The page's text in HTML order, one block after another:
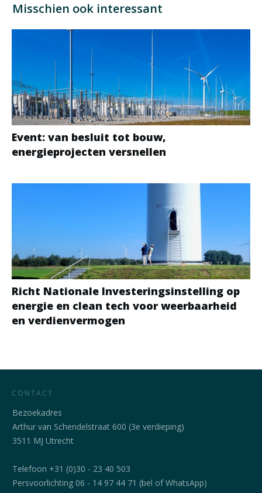
Misschien ook interessant
Event: van besluit tot bouw,
energieprojecten versnellen
Richt Nationale Investeringsinstelling op
energie en clean tech voor weerbaarheid
en verdienvermogen
CONTACT
Bezoekadres
Arthur van Schendelstraat 600 (3e verdieping)
3511 MJ Utrecht
Telefoon +31 (0)30 - 23 40 503
Persvoorlichting 06 - 14 97 44 71 (bel of WhatsApp)